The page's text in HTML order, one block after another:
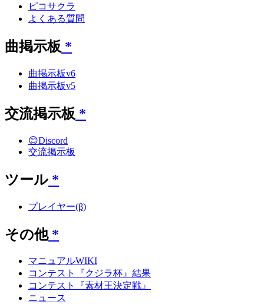
ピコサクラ
よくある質問
曲掲示板 *
曲掲示板v6
曲掲示板v5
交流掲示板 *
😊Discord
交流掲示板
ツール *
プレイヤー(β)
その他*
マニュアルWIKI
コンテスト『クジラ杯』結果
コンテスト『素材王決定戦』
ニュース